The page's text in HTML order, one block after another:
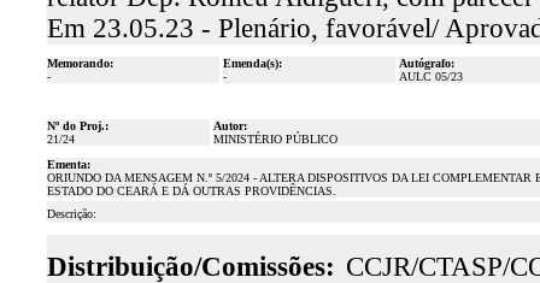
Em 23.05.23 - Plenário, favorável/
Memorando:
-
Emenda(s):
-
Autógrafo:
AULC 05/23
Nº do Proj.:
21/24
Autor:
MINISTÉRIO PÚBLICO
Ementa:
ORIUNDO DA MENSAGEM N.º 5/2024 - ALTERA DISPOSITIVOS DA LEI
ESTADO DO CEARÁ E DÁ OUTRAS PROVIDÊNCIAS.
Descrição:
Distribuição/Comissões: CCJR/CTASP/